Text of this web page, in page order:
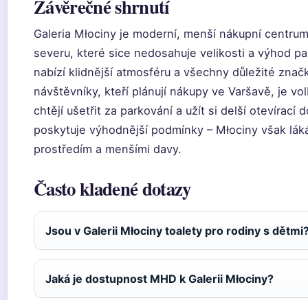
Závěrečné shrnutí
Galeria Młociny je moderní, menší nákupní
severu, které sice nedosahuje velikosti a výhod
nabízí klidnější atmosféru a všechny důležité
návštěvníky, kteří plánují nákupy ve Varšavě, je
chtějí ušetřit za parkování a užít si delší otevírací
poskytuje výhodnější podmínky – Młociny však
prostředím a menšími davy.
Často kladené dotazy
Jsou v Galerii Młociny toalety pro rodiny s
Jaká je dostupnost MHD k Galerii Młociny?